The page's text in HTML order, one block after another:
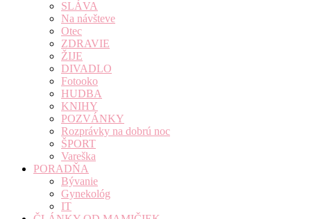
SLÁVA
Na návšteve
Otec
ZDRAVIE
ŽIJE
DIVADLO
Fotooko
HUDBA
KNIHY
POZVÁNKY
Rozprávky na dobrú noc
ŠPORT
Vareška
PORADŇA
Bývanie
Gynekológ
IT